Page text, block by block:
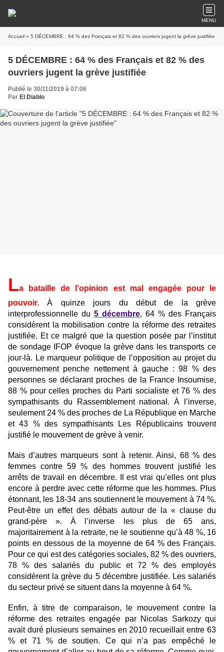
MENU
Accueil » 5 DÉCEMBRE : 64 % des Français et 82 % des ouvriers jugent la grève justifiée
5 DÉCEMBRE : 64 % des Français et 82 % des
ouvriers jugent la grève justifiée
Publié le 30/11/2019 à 07:06
Par El Diablo
La bataille de l’opinion est mal engagée pour le
pouvoir. À quinze jours du début de la grève
interprofessionnelle du 5 décembre, 64 % des Français
considèrent la mobilisation contre la réforme des retraites
justifiée. Et ce malgré que la question posée par l’institut
de sondage IFOP évoque la grève dans les transports ce
jour-là. Le marqueur politique de l’opposition au projet du
gouvernement penche nettement à gauche : 98 % des
personnes se déclarant proches de la France Insoumise,
88 % pour celles proches du Parti socialiste et 76 % des
sympathisants du Rassemblement national. À l’inverse,
seulement 24 % des proches de La République en Marche
et 43 % des sympathisants Les Républicains trouvent
justifié le mouvement de grève à venir.
Mais d’autres marqueurs sont à retenir. Ainsi, 68 % des
femmes contre 59 % des hommes trouvent justifié les
arrêts de travail en décembre. Il est vrai qu’elles ont plus
encore à perdre avec cette réforme que les hommes. Plus
étonnant, les 18-34 ans soutiennent le mouvement à 74 %.
Peut-être un effet des débats autour de la « clause du
grand-père ». À l’inverse les plus de 65 ans,
majoritairement à la retraite, ne le soutienne qu’à 48 %, 16
points en dessous de la moyenne de 64 % des Français.
Pour ce qui est des catégories sociales, 82 % des ouvriers,
78 % des salariés du public et 72 % des employés
considèrent la grève du 5 décembre justifiée. Les salariés
du secteur privé se situent dans la moyenne à 64 %.
Enfin, à titre de comparaison, le mouvement contre la
réforme des retraites engagée par Nicolas Sarkozy qui
avait duré plusieurs semaines en 2010 recueillait entre 63
% et 71 % de soutien. Ce qui n’a pas empêché le